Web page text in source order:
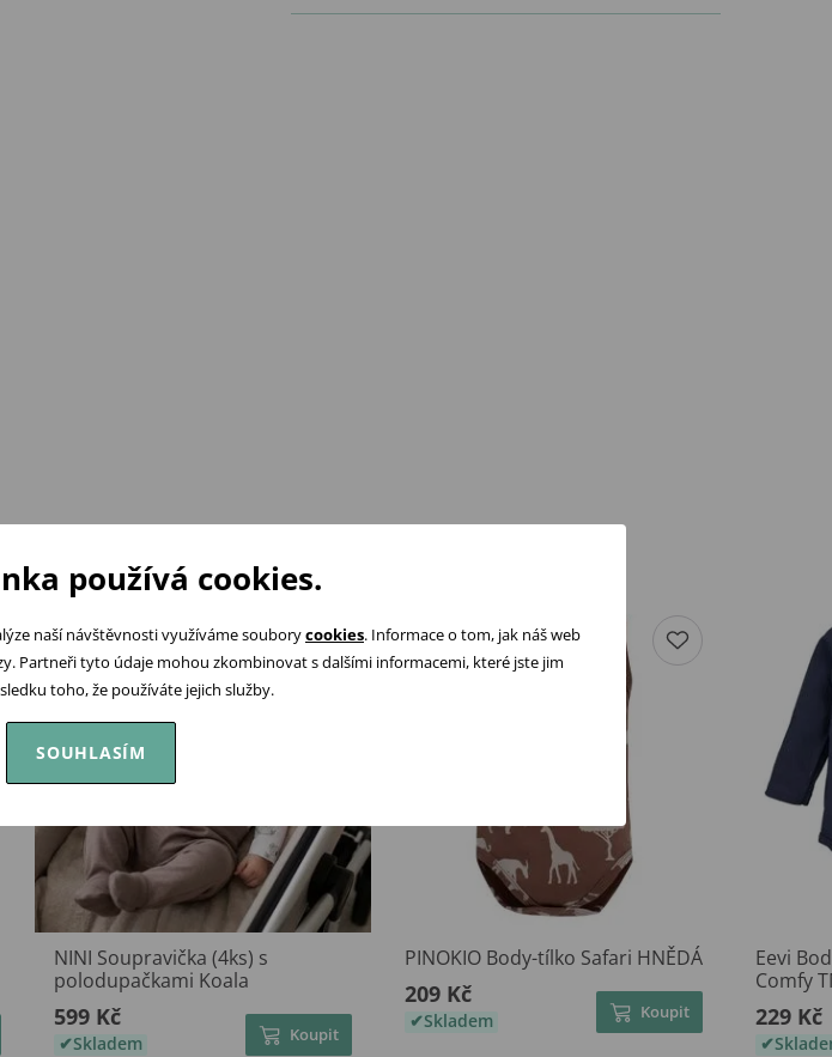
BESTSELLER
NINI Soupravička (4ks) s
polodupačkami Koala
599 Kč
Skladem Koupit
PINOKIO Body-tílko Safari HNĚDÁ
209 Kč
Skladem Koupit
Eevi
Comfy
229 Kč
používá cookies.
naší návštěvnosti využíváme souborycookies. Informace o tom, jak náš web
Partneři tyto údaje mohou zkombinovat s dalšími informacemi, které jste jim
toho, že používáte jejich služby.
SOUHLASÍM